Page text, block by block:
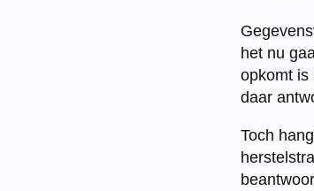
het nu
opkomt is
daar
Toch